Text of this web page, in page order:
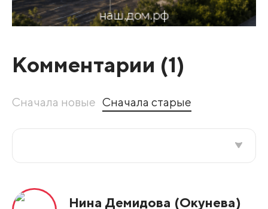
Комментарии (1)
Сначала новые Сначала старые
Нина Демидова (Окунева)